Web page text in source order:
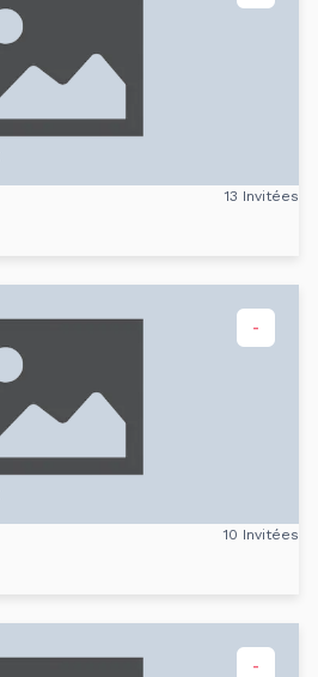
13 Invitées
-
10 Invitées
-